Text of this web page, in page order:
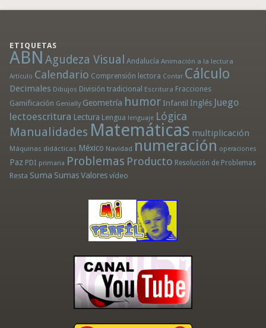
ETIQUETAS
ABN Agudeza Visual Andalucía Animación a la lectura
Artículo Calendario Comprensión lectora Contar Cálculo
Decimales Dibujos División tradicional Escritura Fracciones
Gamificación Genially Geometría humor Infantil Inglés Juego
lectoescritura Lectura Lengua lenguaje Lógica
Manualidades Matemáticas multiplicación
Máquinas didácticas México Navidad numeración operaciones
Paz PDI primaria Problemas Producto Resolución de Problemas
Resta Suma Sumas Valores vídeo